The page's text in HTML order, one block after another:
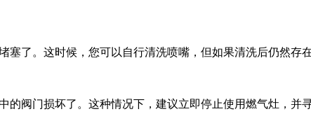
了。这时候，您可以自行清洗喷嘴，但如果清洗后仍然存
阀门损坏了。这种情况下，建议立即停止使用燃气灶，并